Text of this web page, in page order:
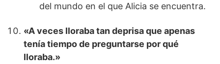
del mundo en el que Alicia se encuentra.
«A veces lloraba tan deprisa que apenas
tenía tiempo de preguntarse por qué
lloraba.»